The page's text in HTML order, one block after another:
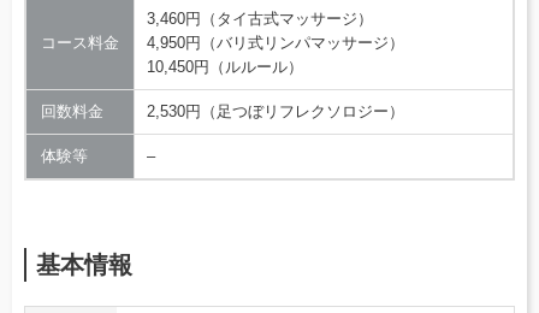
コース料金
3,460円（タイ古式マッサージ）
4,950円（バリ式リンパマッサージ）
10,450円（ルルール）
回数料金 2,530円（足つぼリフレクソロジー）
体験等 –
基本情報